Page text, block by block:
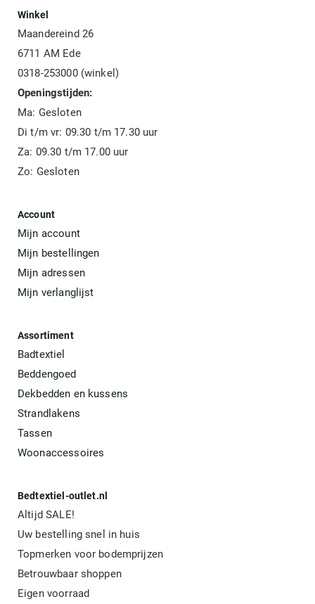
Winkel
Maandereind 26
6711 AM Ede
0318-253000 (winkel)
Openingstijden:
Ma: Gesloten
Di t/m vr: 09.30 t/m 17.30 uur
Za: 09.30 t/m 17.00 uur
Zo: Gesloten
Account
Mijn account
Mijn bestellingen
Mijn adressen
Mijn verlanglijst
Assortiment
Badtextiel
Beddengoed
Dekbedden en kussens
Strandlakens
Tassen
Woonaccessoires
Bedtextiel-outlet.nl
Altijd SALE!
Uw bestelling snel in huis
Topmerken voor bodemprijzen
Betrouwbaar shoppen
Eigen voorraad